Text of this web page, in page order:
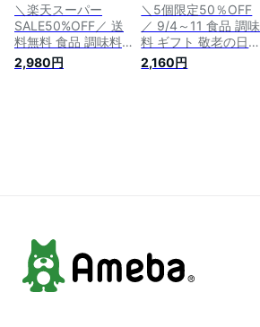
＼楽天スーパー
SALE50%OFF／ 送
料無料 食品 調味料
無添加 味噌 国産大
豆 国産米 100%使用
2,980円
＼5個限定50％OFF
／ 9/4～11 食品 調味
料 ギフト 敬老の日
糀みそ 4kg 白みそ
信州味噌 老舗 丸萬
2,160円